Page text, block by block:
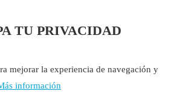
TU PRIVACIDAD
mejorar la experiencia de navegación y
información